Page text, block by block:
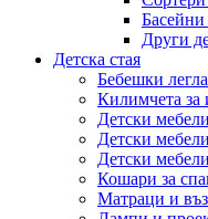
Басейни
Други
Детска стая
Бебешки легла
Килимчета за
Детски мебели
Детски
Детски
Кошари за
Матраци и